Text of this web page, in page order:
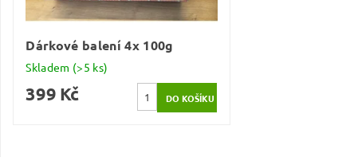
Dárkové balení 4x 100g
Skladem (>5 ks)
399 Kč